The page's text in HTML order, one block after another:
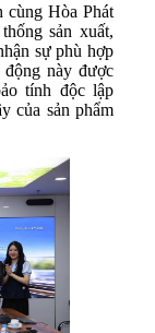
cùng Hòa Phát
sản xuất,
sự phù hợp
động này được
tính độc lập
của sản phẩm